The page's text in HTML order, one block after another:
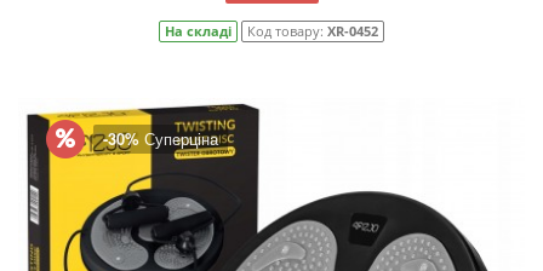
На складі Код товару: XR-0452
-30% Суперціна